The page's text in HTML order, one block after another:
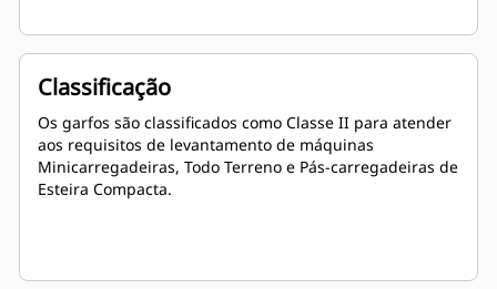
Classificação
Os garfos são classificados como Classe II para atender
aos requisitos de levantamento de máquinas
Minicarregadeiras, Todo Terreno e Pás-carregadeiras de
Esteira Compacta.